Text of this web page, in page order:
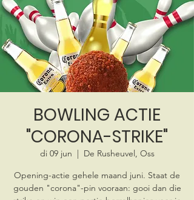
BOWLING ACTIE
"CORONA-STRIKE"
di 09 jun
  |
De Rusheuvel, Oss
Opening-actie gehele maand juni. Staat de
gouden "corona"-pin vooraan: gooi dan die